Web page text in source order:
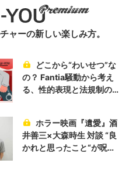
ャーの新しい楽しみ方。
の？ Fantia騒動から考え
る、性的表現と法規制の
井善三×大森時生 対談 “良
かれと思ったこと“が呪い